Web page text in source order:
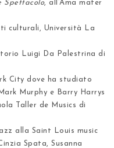
Spettacolo, all’Ama mater
culturali
, Università La
Luigi Da Palestrina di
City dove ha studiato
Murphy e Barry Harrys
Taller de Musics di
alla Saint Louis music
Spata, Susanna